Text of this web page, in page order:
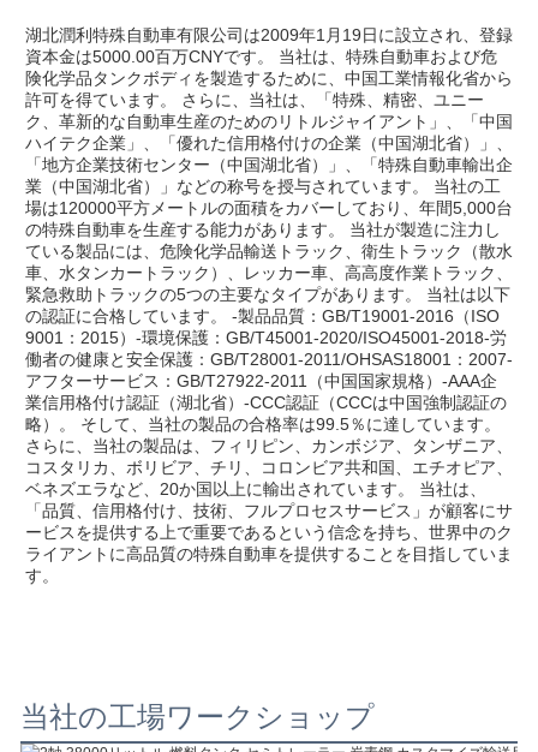
湖北潤利特殊自動車有限公司は2009年1月19日に設立され、登録
資本金は5000.00百万CNYです。 当社は、特殊自動車および危
険化学品タンクボディを製造するために、中国工業情報化省から
許可を得ています。 さらに、当社は、「特殊、精密、ユニー
ク、革新的な自動車生産のためのリトルジャイアント」、「中国
ハイテク企業」、「優れた信用格付けの企業（中国湖北省）」、
「地方企業技術センター（中国湖北省）」、「特殊自動車輸出企
業（中国湖北省）」などの称号を授与されています。 当社の工
場は120000平方メートルの面積をカバーしており、年間5,000台
の特殊自動車を生産する能力があります。 当社が製造に注力し
ている製品には、危険化学品輸送トラック、衛生トラック（散水
車、水タンカートラック）、レッカー車、高高度作業トラック、
緊急救助トラックの5つの主要なタイプがあります。 当社は以下
の認証に合格しています。 -製品品質：GB/T19001-2016（ISO
9001：2015）-環境保護：GB/T45001-2020/ISO45001-2018-労
働者の健康と安全保護：GB/T28001-2011/OHSAS18001：2007-
アフターサービス：GB/T27922-2011（中国国家規格）-AAA企
業信用格付け認証（湖北省）-CCC認証（CCCは中国強制認証の
略）。 そして、当社の製品の合格率は99.5％に達しています。
さらに、当社の製品は、フィリピン、カンボジア、タンザニア、
コスタリカ、ボリビア、チリ、コロンビア共和国、エチオピア、
ベネズエラなど、20か国以上に輸出されています。 当社は、
「品質、信用格付け、技術、フルプロセスサービス」が顧客にサ
ービスを提供する上で重要であるという信念を持ち、世界中のク
ライアントに高品質の特殊自動車を提供することを目指していま
す。
当社の工場ワークショップ